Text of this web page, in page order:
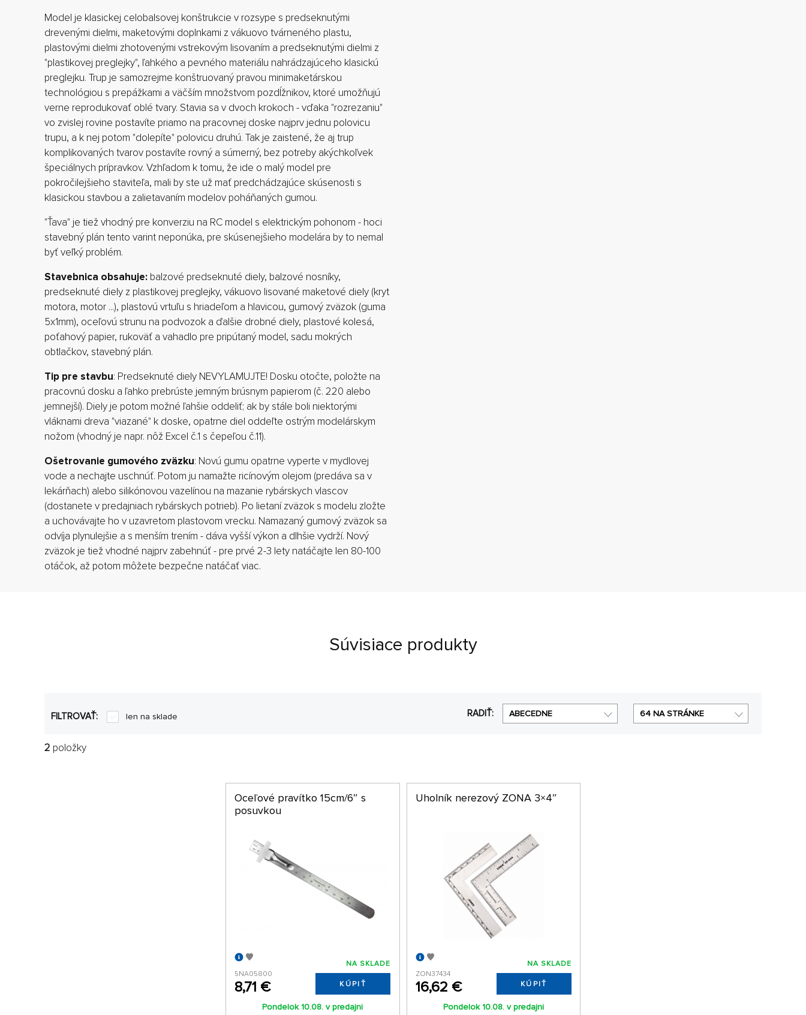
Model je klasickej celobalsovej konštrukcie v rozsype s predseknutými
drevenými dielmi, maketovými doplnkami z vákuovo tvárneného plastu,
plastovými dielmi zhotovenými vstrekovým lisovaním a predseknutými dielmi z
"plastikovej preglejky", ľahkého a pevného materiálu nahrádzajúceho klasickú
preglejku. Trup je samozrejme konštruovaný pravou minimaketárskou
technológiou s prepážkami a väčším množstvom pozdĺžnikov, ktoré umožňujú
verne reprodukovať oblé tvary. Stavia sa v dvoch krokoch - vďaka "rozrezaniu"
vo zvislej rovine postavíte priamo na pracovnej doske najprv jednu polovicu
trupu, a k nej potom "dolepíte" polovicu druhú. Tak je zaistené, že aj trup
komplikovaných tvarov postavíte rovný a súmerný, bez potreby akýchkoľvek
špeciálnych prípravkov. Vzhľadom k tomu, že ide o malý model pre
pokročilejšieho staviteľa, mali by ste už mať predchádzajúce skúsenosti s
klasickou stavbou a zalietavaním modelov poháňaných gumou.
"Ťava" je tiež vhodný pre konverziu na RC model s elektrickým pohonom - hoci
stavebný plán tento varint neponúka, pre skúsenejšieho modelára by to nemal
byť veľký problém.
Stavebnica obsahuje: balzové predseknuté diely, balzové nosníky,
predseknuté diely z plastikovej preglejky, vákuovo lisované maketové diely (kryt
motora, motor ...), plastovú vrtuľu s hriadeľom a hlavicou, gumový zväzok (guma
5x1mm), oceľovú strunu na podvozok a ďalšie drobné diely, plastové kolesá,
poťahový papier, rukoväť a vahadlo pre pripútaný model, sadu mokrých
obtlačkov, stavebný plán.
Tip pre stavbu: Predseknuté diely NEVYLAMUJTE! Dosku otočte, položte na
pracovnú dosku a ľahko prebrúste jemným brúsnym papierom (č. 220 alebo
jemnejší). Diely je potom možné ľahšie oddeliť; ak by stále boli niektorými
vláknami dreva "viazané" k doske, opatrne diel oddeľte ostrým modelárskym
nožom (vhodný je napr. nôž Excel č.1 s čepeľou č.11).
Ošetrovanie gumového zväzku: Novú gumu opatrne vyperte v mydlovej
vode a nechajte uschnúť. Potom ju namažte ricínovým olejom (predáva sa v
lekárňach) alebo silikónovou vazelínou na mazanie rybárskych vlascov
(dostanete v predajniach rybárskych potrieb). Po lietaní zväzok s modelu zložte
a uchovávajte ho v uzavretom plastovom vrecku. Namazaný gumový zväzok sa
odvíja plynulejšie a s menším trením - dáva vyšší výkon a dlhšie vydrží. Nový
zväzok je tiež vhodné najprv zabehnúť - pre prvé 2-3 lety natáčajte len 80-100
otáčok, až potom môžete bezpečne natáčať viac.
Súvisiace produkty
FILTROVAŤ: len na sklade RADIŤ: ABECEDNE 64 NA STRÁNKE
2 položky
Oceľové pravítko 15cm/6″ s
posuvkou
5NA05800
8,71 €
NA SKLADE
KÚPIŤ
Pondelok 10.08. v predajni
Uholník nerezový ZONA 3×4″
ZON37434
16,62 €
NA SKLADE
KÚPIŤ
Pondelok 10.08. v predajni